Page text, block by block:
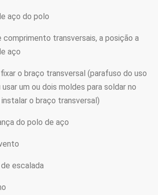
aço do polo
comprimento transversais, a posição a
aço
o braço transversal (parafuso do uso
um ou dois moldes para soldar no
o braço transversal)
do polo de aço
escalada